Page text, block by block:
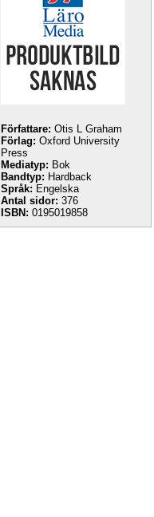
Författare: Otis L Graham
Förlag: Oxford University
Press
Mediatyp: Bok
Bandtyp: Hardback
Språk: Engelska
Antal sidor: 376
ISBN: 0195019858